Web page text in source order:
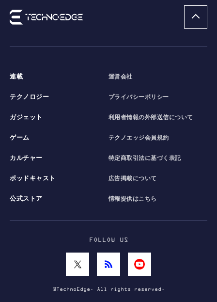
連載
テクノロジー
ガジェット
ゲーム
カルチャー
ポッドキャスト
公式ストア
運営会社
プライバシーポリシー
利用者情報の外部送信について
テクノエッジ会員規約
特定商取引法に基づく表記
広告掲載について
情報提供はこちら
FOLLOW US
©TechnoEdge. All rights reserved.